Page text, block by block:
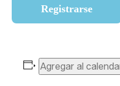
Registrarse
Agregar al